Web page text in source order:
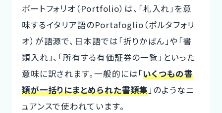
ポートフォリオ（Portfolio）は、「札入れ」を意
味するイタリア語のPortafoglio（ポルタフォリ
オ）が語源で、日本語では「折りかばん」や「書
類入れ」、「所有する有価証券の一覧」といった
意味に訳されます。一般的には「いくつもの書
類が一括りにまとめられた書類集」のようなニ
ュアンスで使われています。